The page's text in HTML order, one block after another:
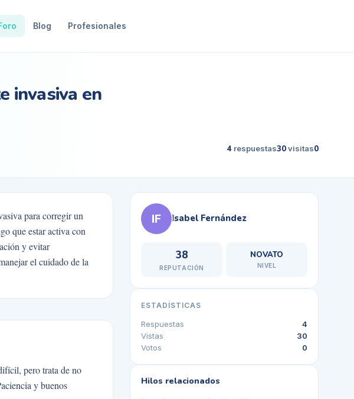
Blog Profesionales
invasiva en
4 respuestas30visitas0
para corregir un
que estar activa con
y evitar
el cuidado de la
pero trata de no
y buenos
IF Isabel Fernández
38
REPUTACIÓN
NOVATO
NIVEL
ESTADÍSTICAS
Respuestas
4
Vistas
30
Votos
0
Hilos relacionados